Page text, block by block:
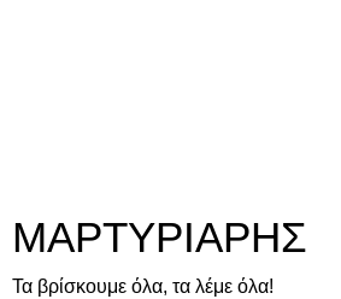
ΜΑΡΤΥΡΙΑΡΗΣ
Τα βρίσκουμε όλα, τα λέμε όλα!